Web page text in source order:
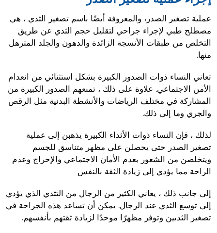
عملية تصغير الصدر، والمعروفة أيضًا باسم تصغير الثدي ، هي
مصطلح طبي لإجراء جراحي لتقليل حجم الثدي عن طريق
التخلص من طبقات الأنسجة الزائدة والدهون والجلد المترهل
منها.
تعاني النساء ذوات الصدور الكبيرة بشكل استثنائي من انعدام
الأمن الاجتماعي. علاوة على ذلك ، تمنعهم الصدور الكبيرة من
المشاركة في مختلف الرياضات والأنشطة البدنية مثل الرقص
والجري وما إلى ذلك.
لذلك ، فإن النساء ذوات الأثداء الكبيرة يذهبن إلى عملية
تصغير الصدر حتى يحصلن على مظهر متناسق للجسم
ويتخلصن من الشعور بعدم الأمان الاجتماعي والإحراج وعدم
الراحة مما يؤدي إلى زيادة الثقة بالنفس
إلى جانب ذلك ، يعاني الكثير من الرجال من التثدي الذي يؤدي
إلى توسع الثدي عند الرجال. يمكن أن تساعد هذه الجراحة في
تصغير الثديين وتوفر مظهرًا موحدًا لزيادة ثقتهم بأنفسهم.